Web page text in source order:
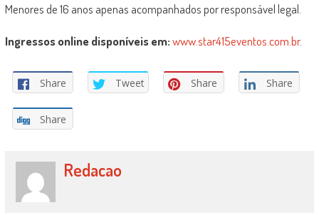
Menores de 16 anos apenas acompanhados por responsável legal.
Ingressos online disponíveis em:www.star415eventos.com.br.
Share Tweet Share Share
Share
Redacao